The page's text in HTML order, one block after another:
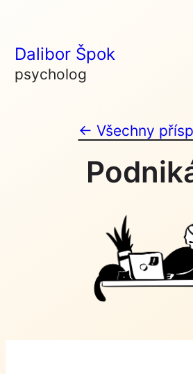
content
Dalibor Špok
psycholog
← Všechny